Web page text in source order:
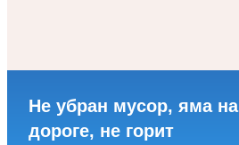
Не убран мусор, яма на
дороге, не горит